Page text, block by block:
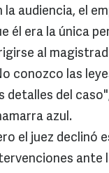
la audiencia, el
él era la única
al
conozco las
detalles del
azul.
el juez declinó
ante